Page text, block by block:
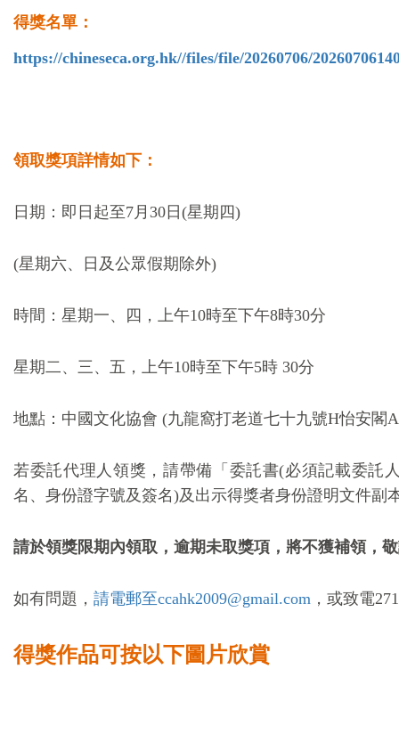
得獎名單：
https://chineseca.org.hk//files/file/20260706/
領取獎項詳情如下：
日期：即日起至7月30日(星期四)
(星期六、日及公眾假期除外)
時間：星期一、四，上午10時至下午8時30分
星期二、三、五，上午10時至下午5時 30分
地點：中國文化協會 (九龍窩打老道七十九號H怡安閣
若委託代理人領獎，請帶備「委託書(必須記載委託
名、身份證字號及簽名)及出示得獎者身份證明文件副
請於領獎限期內領取，逾期未取獎項，將不獲補領，
如有問題， 請電郵至ccahk2009@gmail.com ，或致電
得獎作品可按以下圖片欣賞